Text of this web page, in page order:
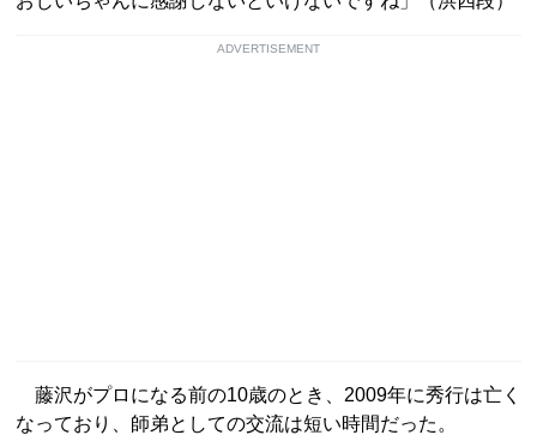
ADVERTISEMENT
藤沢がプロになる前の10歳のとき、2009年に秀行は亡く
なっており、師弟としての交流は短い時間だった。